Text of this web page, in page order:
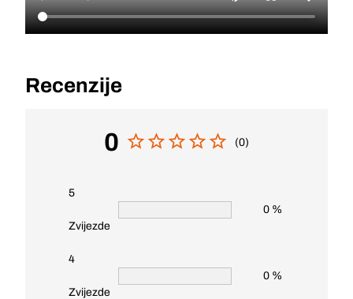
Recenzije
0 (0)
5
Zvijezde
0 %
4
Zvijezde
0 %